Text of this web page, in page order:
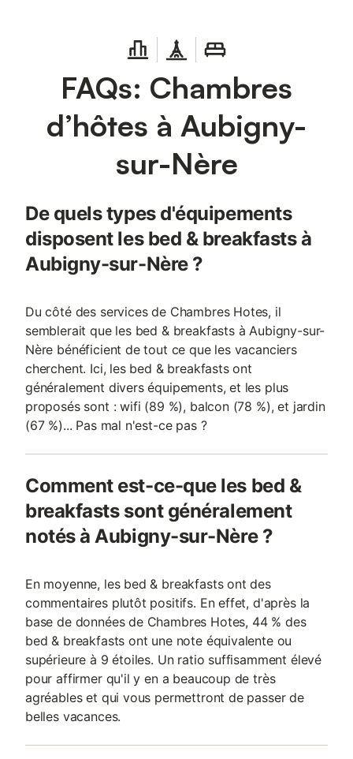
FAQs: Chambres
d’hôtes à Aubigny-
sur-Nère
De quels types d'équipements
disposent les bed & breakfasts à
Aubigny-sur-Nère ?
Du côté des services de Chambres Hotes, il
semblerait que les bed & breakfasts à Aubigny-sur-
Nère bénéficient de tout ce que les vacanciers
cherchent. Ici, les bed & breakfasts ont
généralement divers équipements, et les plus
proposés sont : wifi (89 %), balcon (78 %), et jardin
(67 %)... Pas mal n'est-ce pas ?
Comment est-ce-que les bed &
breakfasts sont généralement
notés à Aubigny-sur-Nère ?
En moyenne, les bed & breakfasts ont des
commentaires plutôt positifs. En effet, d'après la
base de données de Chambres Hotes, 44 % des
bed & breakfasts ont une note équivalente ou
supérieure à 9 étoiles. Un ratio suffisamment élevé
pour affirmer qu'il y en a beaucoup de très
agréables et qui vous permettront de passer de
belles vacances.